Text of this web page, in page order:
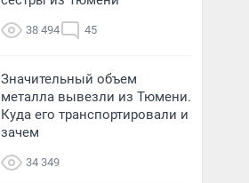
38 494 45
Значительный объем
металла вывезли из Тюмени.
Куда его транспортировали и
зачем
34 349